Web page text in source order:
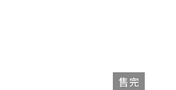
售完